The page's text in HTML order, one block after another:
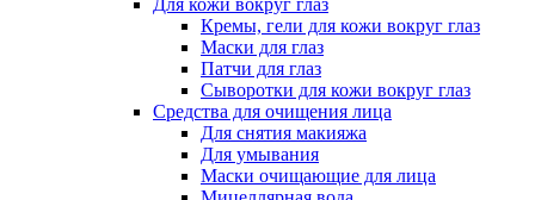
Для кожи вокруг глаз
Кремы, гели для кожи вокруг глаз
Маски для глаз
Патчи для глаз
Сыворотки для кожи вокруг глаз
Средства для очищения лица
Для снятия макияжа
Для умывания
Маски очищающие для лица